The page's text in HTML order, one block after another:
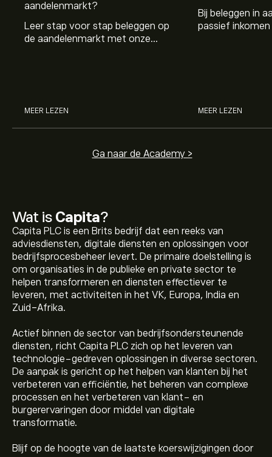
Wat is Capita?
Capita PLC is een Brits bedrijf dat een reeks van
adviesdiensten, digitale diensten en oplossingen voor
bedrijfsprocesbeheer levert. De primaire doelstelling is
om organisaties in de publieke en private sector te
helpen transformeren en diensten effectiever te
leveren, met activiteiten in het VK, Europa, India en
Zuid-Afrika.
Actief binnen de sector van bedrijfsondersteunende
diensten, richt Capita PLC zich op het leveren van
technologie-gedreven oplossingen in diverse sectoren.
De aanpak is gericht op het helpen van klanten bij het
verbeteren van efficiëntie, het beheren van complexe
processen en het verbeteren van klant- en
burgerervaringen door middel van digitale
transformatie.
Blijf op de hoogte van de laatste koerswijzigingen door
aandelenmarkt?
Leer stap voor stap beleggen op
de aandelenmarkt met onze
MEER LEZEN
Bij beleggen in
passief
MEER LEZEN
Ga naar de Academy >